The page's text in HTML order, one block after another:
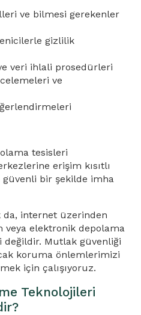
ve bilmesi gerekenler
gizlilik
veri ihlali prosedürleri
ve
tesisleri
erişim kısıtlı
güvenli bir şekilde imha
internet üzerinden
veya elektronik depolama
değildir. Mutlak güvenliği
koruma önlemlerimizi
için çalışıyoruz.
Teknolojileri